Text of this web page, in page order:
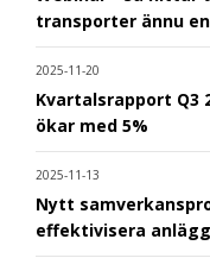
transporter ännu
2025-11-20
Kvartalsrapport Q3
ökar med 5%
2025-11-13
Nytt
effektivisera